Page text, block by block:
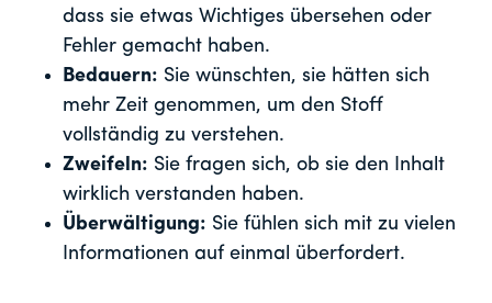
dass sie etwas Wichtiges übersehen oder
Fehler gemacht haben.
Bedauern: Sie wünschten, sie hätten sich
mehr Zeit genommen, um den Stoff
vollständig zu verstehen.
Zweifeln: Sie fragen sich, ob sie den Inhalt
wirklich verstanden haben.
Überwältigung: Sie fühlen sich mit zu vielen
Informationen auf einmal überfordert.